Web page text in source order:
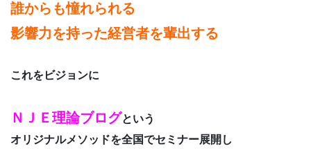
誰からも憧れられる
影響力を持った経営者を輩出する
これをビジョンに
ＮＪＥ理論ブログという
オリジナルメソッドを全国でセミナー展開し